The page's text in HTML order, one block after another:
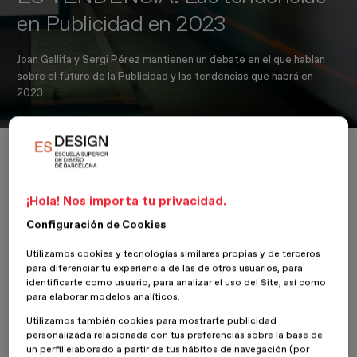
en Publicidad en 2023
Joan Gallifa y Sergi Pérez mantienen un debate en el que hablan
sobre el futuro de la Publicidad y las tendencias que habrá en
2023.
Inicio Actualidad
ES TENDENCIA: Las tendencias en Publicidad en 2023
24 Enero 2023Sergi Pérez y Joan Gallifa
El monográfico sobre las tendencias en publicidad para 2023 se
presenta como undiálogo, un debate entre Joan Gallifa y Sergi
Pérez.
Nos encontramos en un contexto en el que, se trate del ámbito
que se trate, se hace difícil prever hacia donde pueden ir las cosas.
¡Hola! Nos importa tu privacidad.
Configuración de Cookies
Utilizamos cookies y tecnologías similares propias y de terceros
para diferenciar tu experiencia de las de otros usuarios, para
identificarte como usuario, para analizar el uso del Site, así como
para elaborar modelos analíticos.
Utilizamos también cookies para mostrarte publicidad
personalizada relacionada con tus preferencias sobre la base de
un perfil elaborado a partir de tus hábitos de navegación (por